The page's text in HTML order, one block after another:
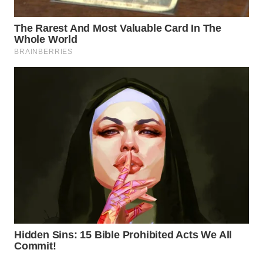
WN
DEPOK
SUMEDANG